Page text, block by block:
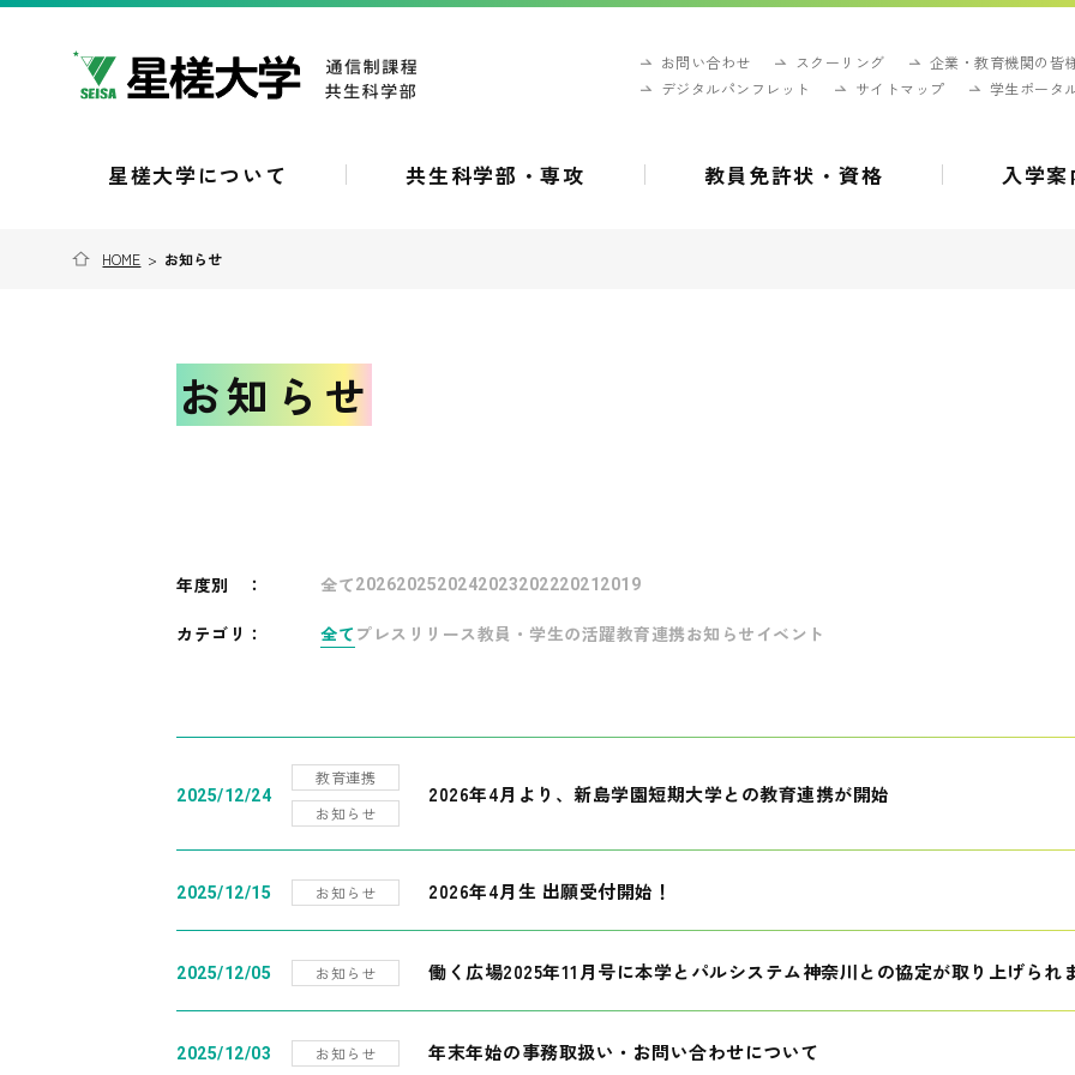
お問い合わせ スクーリング
企業・教育機関の皆
デジタルパンフレット
サイトマップ 学生ポータ
星槎大学について 共生科学部・専攻 教員免許状・資格 入学案
HOME > お知らせ
お知らせ
年度別 ： 全て202620252024202320222021 2019
カテゴリ： 全て プレスリリース教員・学生の活躍教育連携お知らせ イベント
2025/12/24
教育連携
お知らせ
2026年4月より、新島学園短期大学との教育連携が開始
2025/12/15 お知らせ 2026年4月生 出願受付開始！
2025/12/05 お知らせ 働く広場2025年11月号に本学とパルシステム神奈川との協定が取り上げられ
2025/12/03 お知らせ 年末年始の事務取扱い・お問い合わせについて